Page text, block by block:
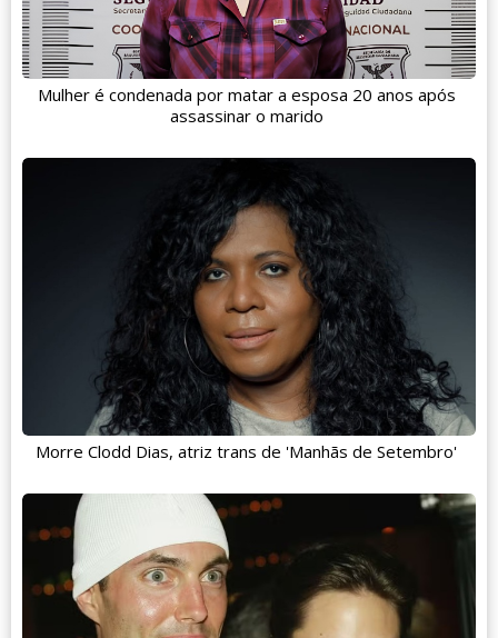
Mulher é condenada por matar a esposa 20 anos após
assassinar o marido
Morre Clodd Dias, atriz trans de 'Manhãs de Setembro'